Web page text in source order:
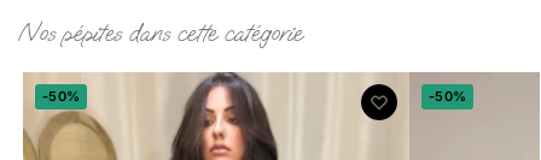
Nos pépites dans cette catégorie
-50% -50%